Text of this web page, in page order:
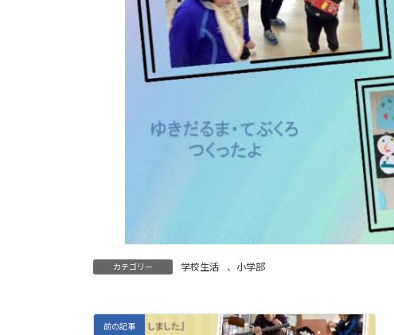
カテゴリー 学校生活 、 小学部
前の記事